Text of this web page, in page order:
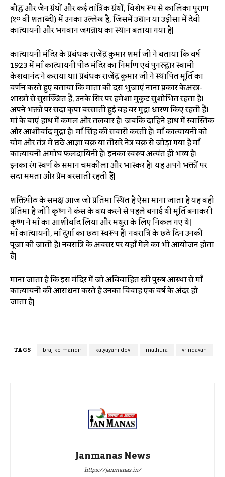
बौद्ध और जैन ग्रंथों और कई तांत्रिक ग्रंथों, विशेष रूप से कालिका पुराण
(१० वीं शताब्दी) में उनका उल्लेख है, जिसमें उद्यान या उड़ीसा में देवी
कात्यायनी और भगवान जगन्नाथ का स्थान बताया गया है|
कात्यायनी मंदिर के प्रबंधक राजेंद्र कुमार शर्मा जी ने बताया कि वर्ष
1923 में माँ कात्यायनी पीठ मंदिर का निर्माण एवं पुनरुद्वार स्वामी
केशवानंद ने कराया था। प्रबंधक राजेंद्र कुमार जी ने स्थापित मूर्ति का
वर्णन करते हुए बताया कि माता की दस भुजाएं नाना प्रकार केअस्त्र-
शास्त्रो से सुसज्जित हैं, उनके सिर पर हमेशा मुकुट सुशोभित रहता है।
अपने भक्तों पर सदा कृपा बरसाती हुई वह वर मुद्रा धारण किए रहती हैं।
मां के बाएं हाथ में कमल और तलवार है। जबकि दाहिने हाथ में स्वास्तिक
और आशीर्वाद मुद्रा है। माँ सिंह की सवारी करती हैं। माँ कात्यायनी को
योग और तंत्र में छठे आज्ञा चक्र या तीसरे नेत्र चक्र से जोड़ा गया है माँ
कात्यायनी अमोघ फलदायिनी हैं। इनका स्वरूप अत्यंत ही भव्य है।
इनका रंग स्वर्ण के समान चमकीला और भास्कर है। यह अपने भक्तों पर
सदा ममता और प्रेम बरसाती रहती हैं|
शक्तिपीठ के समक्ष आज जो प्रतिमा स्थित है ऐसा माना जाता है यह वही
प्रतिमा है जो श्री कृष्ण ने कंस के वध करने से पहले बनाई थी मूर्ति बनाकर श्री
कृष्ण ने माँ का आशीर्वाद लिया और मथुरा के लिए निकल गए थे|
माँ कात्यायनी, माँ दुर्गा का छठा स्वरूप हैं। नवरात्रि के छठे दिन उनकी
पूजा की जाती है। नवरात्रि के अवसर पर यहाँ मेले का भी आयोजन होता
है|
माना जाता है कि इस मंदिर में जो अविवाहित स्त्री पुरुष आस्था से माँ
कात्यायनी की आराधना करते है उनका विवाह एक वर्ष के अंदर हो
जाता है|
TAGS braj ke mandir katyayani devi mathura vrindavan
Janmanas News
https://janmanas.in/